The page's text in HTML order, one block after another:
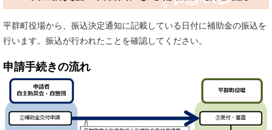
平群町役場から、振込決定通知に記載している日付に補助金の振込を
行います。振込が行われたことを確認してください。
申請手続きの流れ